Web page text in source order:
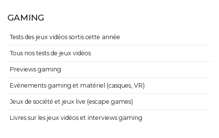
GAMING
Tests des jeux vidéos sortis cette année
Tous nos tests de jeux vidéos
Previews gaming
Evénements gaming et matériel (casques, VR)
Jeux de société et jeux live (escape games)
Livres sur les jeux vidéos et interviews gaming